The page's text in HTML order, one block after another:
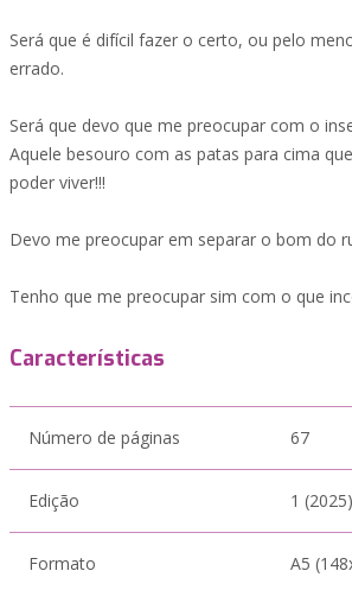
Será que é difícil fazer o certo, ou pelo
errado.
Será que devo que me preocupar com o
Aquele besouro com as patas para cima
poder viver!!!
Devo me preocupar em separar o bom do
Tenho que me preocupar sim com o que
Características
Número de páginas 67
Edição 1 (2025)
Formato A5